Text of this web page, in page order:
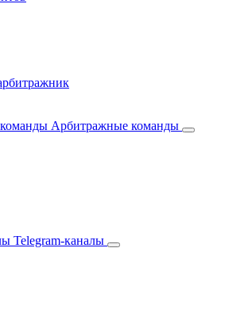
Арбитражные команды
Telegram-каналы